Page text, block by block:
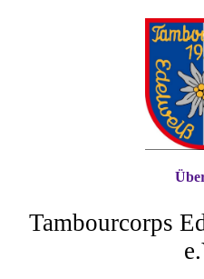
Tambourcorps